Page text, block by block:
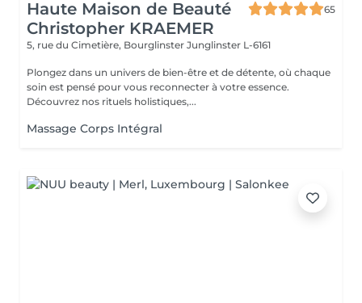
Haute Maison de Beauté
Christopher KRAEMER
65
5, rue du Cimetière, Bourglinster Junglinster L-6161
Plongez dans un univers de bien-être et de détente, où chaque
soin est pensé pour vous reconnecter à votre essence.
Découvrez nos rituels holistiques,...
Massage Corps Intégral